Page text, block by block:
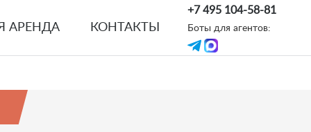
АРЕНДА КОНТАКТЫ
+7 495 104-58-81
Боты для агентов: